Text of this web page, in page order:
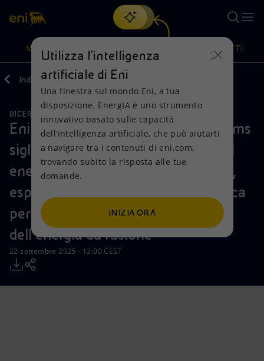
Cerca
scopri EnergIA, la nostra nuova soluzione di intelligenza
artificiale.
VISIONE
Visione
Mission e valori
Persone e Partnership
Net Zero
Modello satellitare
Energia accessibile
Azioni
Diversificazione energetica
Tecnologie per la transizione
Collaborazioni per l'innovazione
Attività nel mondo
PRODOTTI
Prodotti
Casa
Imprese
Mobilità
Indietro Media Comunicati Stampa
RICERCA, SVILUPPO E TECNOLOGIA
Eni e Commonwealth Fusion Systems
siglano un accordo per l’acquisto di
energia da oltre 1 miliardo di dollari,
espandendo la partnership strategica
per la commercializzazione
dell'energia da fusione
22 settembre 2025 - 13:00 CEST
Utilizza l'intelligenza
artificiale di Eni
Una finestra sul mondo Eni, a tua
disposizione. EnergIA è uno strumento
innovativo basato sulle capacità
dell’intelligenza artificiale, che può aiutarti
a navigare tra i contenuti di eni.com,
trovando subito la risposta alle tue
domande.
INIZIA ORA